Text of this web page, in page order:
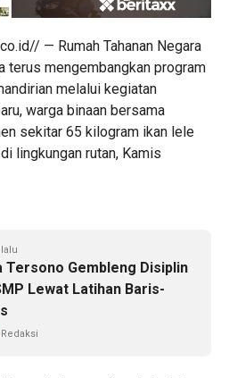
— Rumah Tahanan Negara
terus mengembangkan program
melalui kegiatan
warga binaan bersama
sekitar 65 kilogram ikan lele
lingkungan rutan, Kamis
Tersono Gembleng Disiplin
Lewat Latihan Baris-
Redaksi